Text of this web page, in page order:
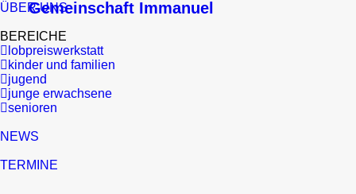
Gemeinschaft Immanuel
ÜBER UNS
BEREICHE
lobpreiswerkstatt
kinder und familien
jugend
junge erwachsene
senioren
NEWS
TERMINE